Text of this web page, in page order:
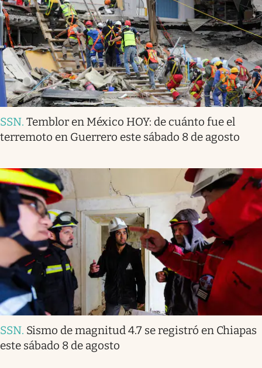
SSN. Temblor en México HOY: de cuánto fue el
terremoto en Guerrero este sábado 8 de agosto
SSN. Sismo de magnitud 4.7 se registró en Chiapas
este sábado 8 de agosto